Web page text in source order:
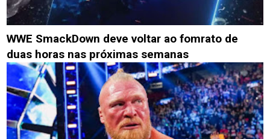
WWE SmackDown deve voltar ao fomrato de
duas horas nas próximas semanas